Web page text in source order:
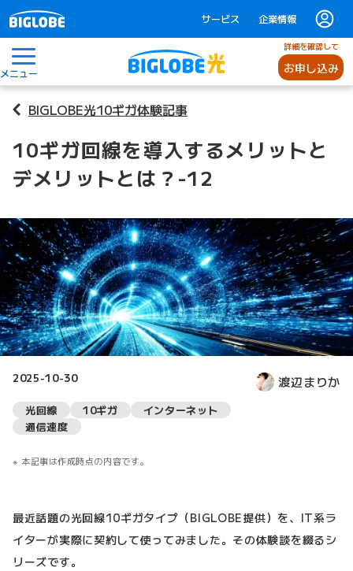
サービス 企業情報
メニュー
詳細を確認して
お申し込み
BIGLOBE光10ギガ体験記事
10ギガ回線を導入するメリットと
デメリットとは？-12
2025-10-30 渡辺まりか
光回線 10ギガ
インターネット
通信速度
本記事は作成時点の内容です。
最近話題の光回線10ギガタイプ（BIGLOBE提供）を、IT系ラ
イターが実際に契約して使ってみました。その体験談を綴るシ
リーズです。